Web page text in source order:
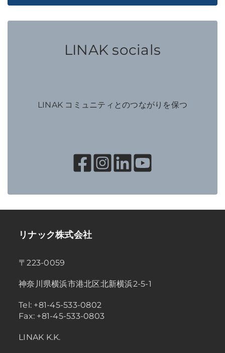
LINAK socials
LINAK コミュニティとのつながりを保つ
リナック株式会社
〒223-0059
神奈川県横浜市港北区北新横浜2-5-1
Tel: +81-45-533-0802
Fax: +81-45-533-0803
LINAK K.K.